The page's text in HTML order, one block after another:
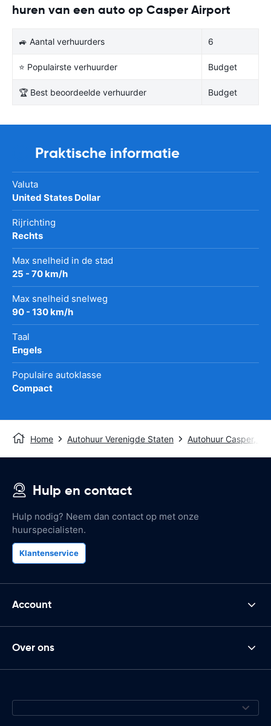
huren van een auto op Casper Airport
🚙 Aantal verhuurders 6
⭐ Populairste verhuurder Budget
🏆 Best beoordeelde verhuurder Budget
Praktische informatie
Valuta
United States Dollar
Rijrichting
Rechts
Max snelheid in de stad
25 - 70 km/h
Max snelheid snelweg
90 - 130 km/h
Taal
Engels
Populaire autoklasse
Compact
Home Autohuur Verenigde Staten Autohuur Casper, WY
Hulp en contact
Hulp nodig? Neem dan contact op met onze
huurspecialisten.
Klantenservice
Account
Over ons